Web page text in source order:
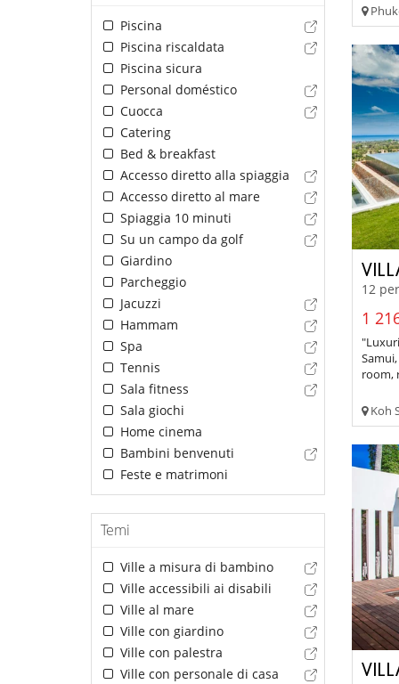
Piscina
Piscina riscaldata
Piscina sicura
Personal doméstico
Cuocca
Catering
Bed & breakfast
Accesso diretto alla spiaggia
Accesso diretto al mare
Spiaggia 10 minuti
Su un campo da golf
Giardino
Parcheggio
Jacuzzi
Hammam
Spa
Tennis
Sala fitness
Sala giochi
Home cinema
Bambini benvenuti
Feste e matrimoni
Temi
Ville a misura di bambino
Ville accessibili ai disabili
Ville al mare
Ville con giardino
Ville con palestra
Ville con personale di casa
12
1
room,
Koh